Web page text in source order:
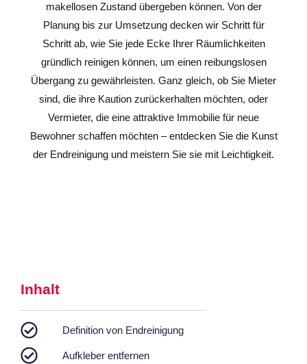
makellosen Zustand übergeben können. Von der
Planung bis zur Umsetzung decken wir Schritt für
Schritt ab, wie Sie jede Ecke Ihrer Räumlichkeiten
gründlich reinigen können, um einen reibungslosen
Übergang zu gewährleisten. Ganz gleich, ob Sie Mieter
sind, die ihre Kaution zurückerhalten möchten, oder
Vermieter, die eine attraktive Immobilie für neue
Bewohner schaffen möchten – entdecken Sie die Kunst
der Endreinigung und meistern Sie sie mit Leichtigkeit.
Inhalt
Definition von Endreinigung
Aufkleber entfernen